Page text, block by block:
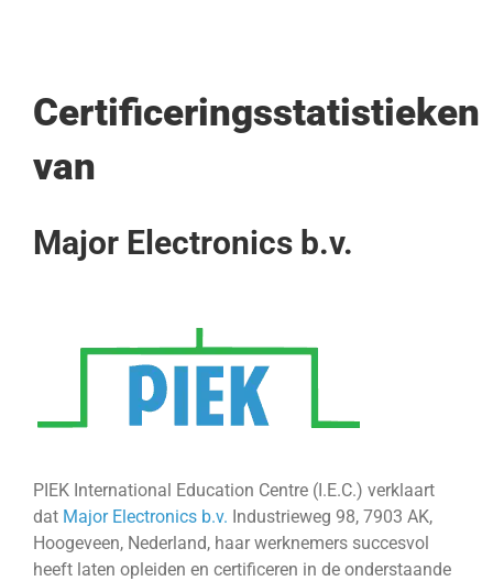
Certificeringsstatistieken
van
Major Electronics b.v.
PIEK International Education Centre (I.E.C.) verklaart
dat Major Electronics b.v. Industrieweg 98, 7903 AK,
Hoogeveen, Nederland, haar werknemers succesvol
heeft laten opleiden en certificeren in de onderstaande